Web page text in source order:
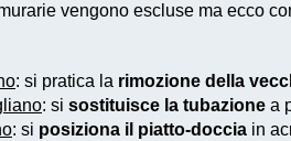
vengono escluse ma ecco
: si pratica la rimozione della
: si sostituisce la tubazione a
: si posiziona il piatto-doccia in